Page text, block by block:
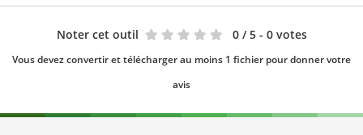
Noter cet outil 0 / 5 - 0 votes
Vous devez convertir et télécharger au moins 1 fichier pour donner votre
avis